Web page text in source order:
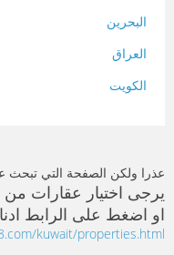
البحرين
العراق
الكويت
سلطنة عمان
فلسطين
قطر
عذرا ولكن الصفحة التي تبحث
يرجى اختيار عقارات من
او اضغط على الرابط
kuwait/properties.html